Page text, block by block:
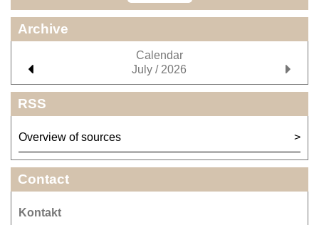
Archive
Calendar
July / 2026
RSS
Overview of sources
Contact
Kontakt